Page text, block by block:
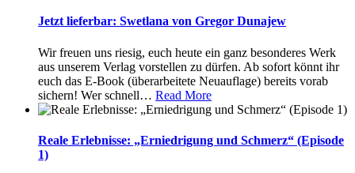
Jetzt lieferbar: Swetlana von Gregor Dunajew
Wir freuen uns riesig, euch heute ein ganz besonderes Werk
aus unserem Verlag vorstellen zu dürfen. Ab sofort könnt ihr
euch das E-Book (überarbeitete Neuauflage) bereits vorab
sichern! Wer schnell… Read More
Reale Erlebnisse: „Erniedrigung und Schmerz“ (Episode
1)